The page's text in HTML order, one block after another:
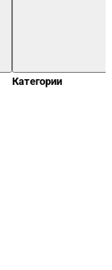
Категории